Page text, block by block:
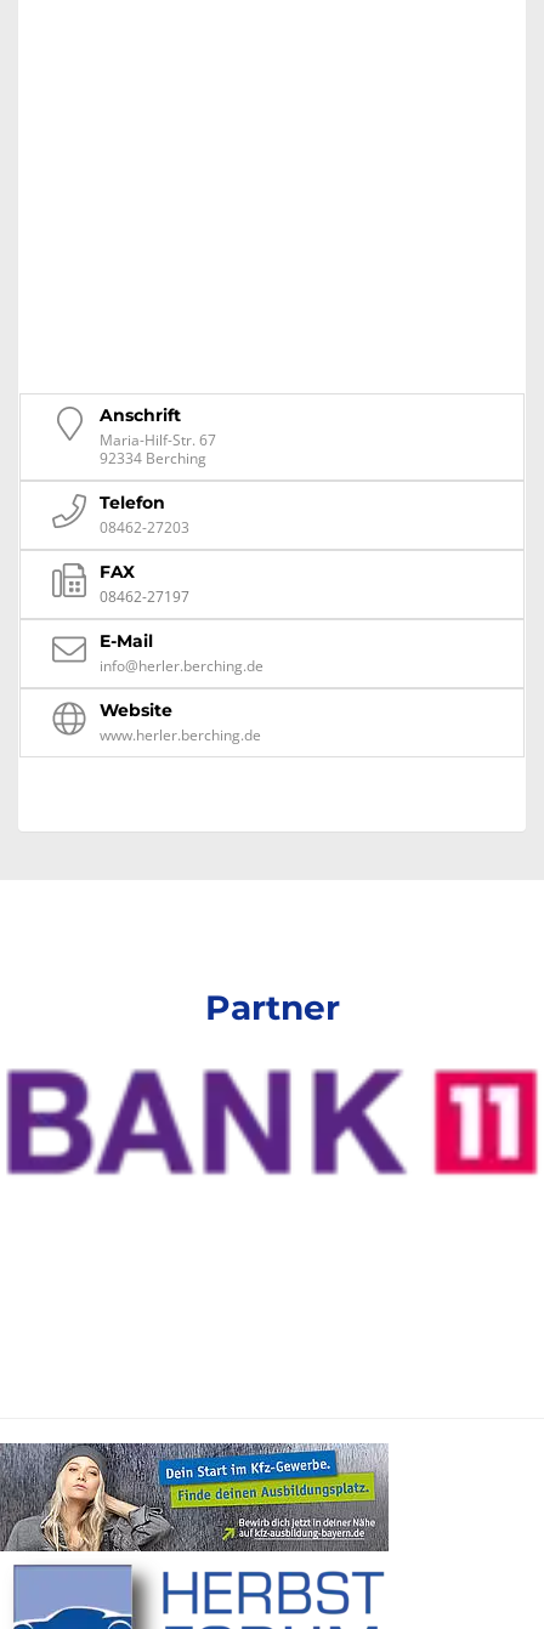
Anschrift
Maria-Hilf-Str. 67
92334 Berching
Telefon
08462-27203
FAX
08462-27197
E-Mail
info@herler.berching.de
Website
www.herler.berching.de
Partner